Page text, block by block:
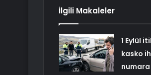
İlgili Makaleler
1 Eylül
kasko